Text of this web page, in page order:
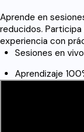
Aprende en
reducidos.
experiencia con
Sesiones en
Aprendizaje